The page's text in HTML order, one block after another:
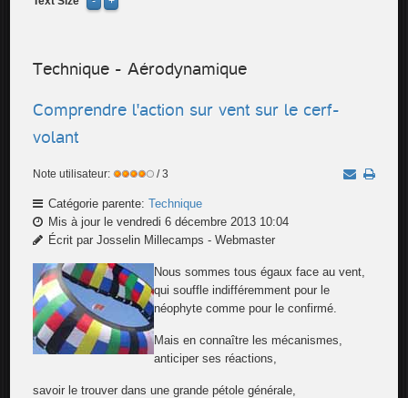
Technique - Aérodynamique
Comprendre l'action sur vent sur le cerf-
volant
Note utilisateur: / 3
Catégorie parente:Technique
Mis à jour le vendredi 6 décembre 2013 10:04
Écrit par Josselin Millecamps - Webmaster
Nous sommes tous égaux face au vent,
qui souffle indifféremment pour le
néophyte comme pour le confirmé.
Mais en connaître les mécanismes,
anticiper ses réactions,
savoir le trouver dans une grande pétole générale,